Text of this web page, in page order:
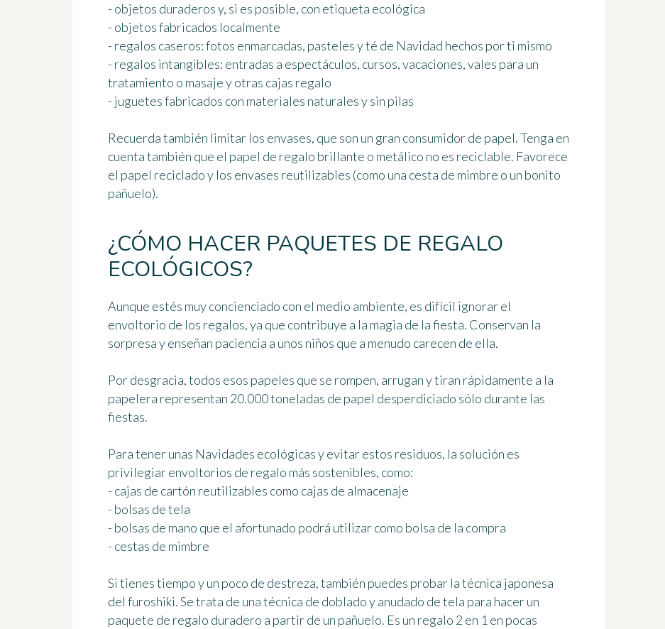
- objetos duraderos y, si es posible, con etiqueta ecológica
- objetos fabricados localmente
- regalos caseros: fotos enmarcadas, pasteles y té de Navidad hechos por ti mismo
- regalos intangibles: entradas a espectáculos, cursos, vacaciones, vales para un
tratamiento o masaje y otras cajas regalo
- juguetes fabricados con materiales naturales y sin pilas
Recuerda también limitar los envases, que son un gran consumidor de papel. Tenga en
cuenta también que el papel de regalo brillante o metálico no es reciclable. Favorece
el papel recicladoy los envases reutilizables (como una cesta de mimbre o un bonito
pañuelo).
¿CÓMO HACER PAQUETES DE REGALO
ECOLÓGICOS?
Aunque estés muy concienciado con el medio ambiente, es difícil ignorar el
envoltorio de los regalos, ya que contribuye a la magia de la fiesta. Conservan la
sorpresa y enseñan paciencia a unos niños que a menudo carecen de ella.
Por desgracia, todos esos papeles que se rompen, arrugan y tiran rápidamente a la
papelera representan 20.000 toneladas de papel desperdiciado sólo durante las
fiestas.
Para tener unas Navidades ecológicas y evitar estos residuos, la solución es
privilegiar envoltorios de regalo más sostenibles, como:
- cajas de cartón reutilizables como cajas de almacenaje
- bolsas de tela
- bolsas de mano que el afortunado podrá utilizar como bolsa de la compra
- cestas de mimbre
Si tienes tiempo y un poco de destreza, también puedes probar la técnica japonesa
del furoshiki. Se trata de una técnica de doblado y anudado de tela para hacer un
paquete de regalo duradero a partir de un pañuelo. Es un regalo 2 en 1 en pocas